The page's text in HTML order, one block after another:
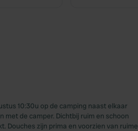
10:30u op de camping naast elkaar
met de camper. Dichtbij ruim en schoon
Douches zijn prima en voorzien van ruime